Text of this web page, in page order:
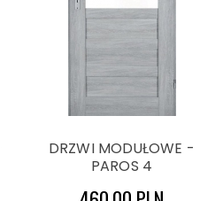
DRZWI MODUŁOWE -
PAROS 4